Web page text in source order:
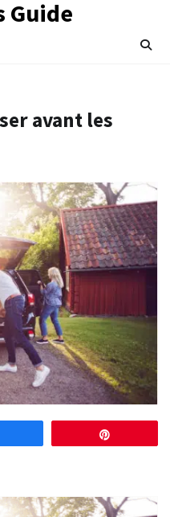
Guide
avant les